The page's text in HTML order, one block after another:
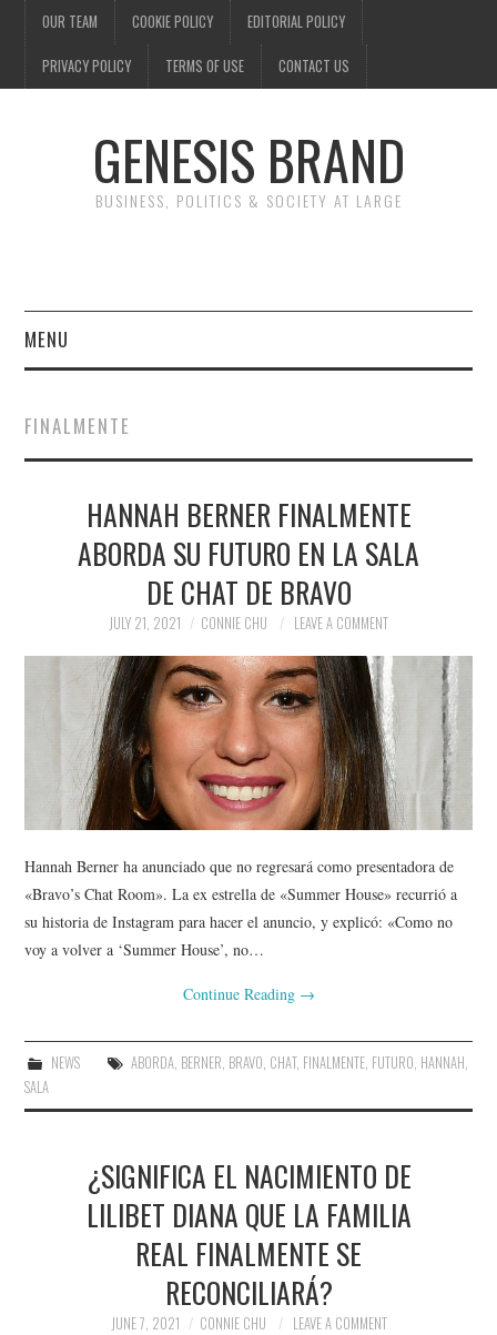
OUR TEAM COOKIE POLICY EDITORIAL POLICY
PRIVACY POLICY TERMS OF USE CONTACT US
GENESIS BRAND
BUSINESS, POLITICS & SOCIETY AT LARGE
MENU
FINANCE
NEWS
POLITICS
SOCIETY
SPORTS
TECHNOLOGY
FINALMENTE
HANNAH BERNER FINALMENTE
ABORDA SU FUTURO EN LA SALA
DE CHAT DE BRAVO
JULY 21, 2021 CONNIE CHU LEAVE A COMMENT
Hannah Berner ha anunciado que no regresará como presentadora de
«Bravo’s Chat Room». La ex estrella de «Summer House» recurrió a
su historia de Instagram para hacer el anuncio, y explicó: «Como no
voy a volver a ‘Summer House’, no…
Continue Reading →
NEWS ABORDA, BERNER, BRAVO, CHAT, FINALMENTE, FUTURO, HANNAH,
SALA
¿SIGNIFICA EL NACIMIENTO DE
LILIBET DIANA QUE LA FAMILIA
REAL FINALMENTE SE
RECONCILIARÁ?
JUNE 7, 2021 CONNIE CHU LEAVE A COMMENT